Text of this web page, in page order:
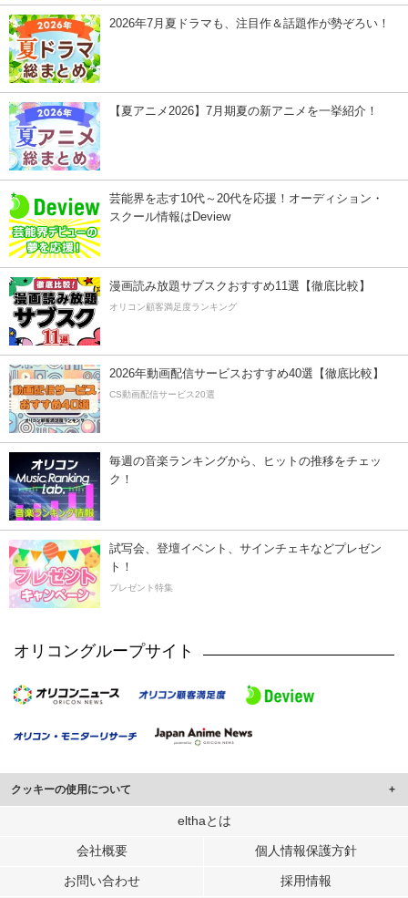
2026年7月夏ドラマも、注目作＆話題作が勢ぞろい！
【夏アニメ2026】7月期夏の新アニメを一挙紹介！
芸能界を志す10代～20代を応援！オーディション・
スクール情報はDeview
漫画読み放題サブスクおすすめ11選【徹底比較】
オリコン顧客満足度ランキング
2026年動画配信サービスおすすめ40選【徹底比較】
CS動画配信サービス20選
毎週の音楽ランキングから、ヒットの推移をチェッ
ク！
試写会、登壇イベント、サインチェキなどプレゼン
ト！
プレゼント特集
オリコングループサイト
クッキーの使用について
このサイトでは Cookie を使用して、ユーザーに合わせたコンテンツや広告の
行っています。
メディアや広告配信、データ解析の各パートナーに提供しています。
elthaとは
会社概要 個人情報保護方針
お問い合わせ
採用情報